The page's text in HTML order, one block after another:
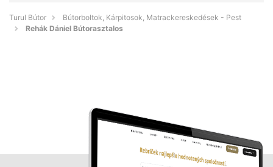
Turul Bútor
Bútorboltok, Kárpitosok, Matrackereskedések - Pest
Rehák Dániel Bútorasztalos